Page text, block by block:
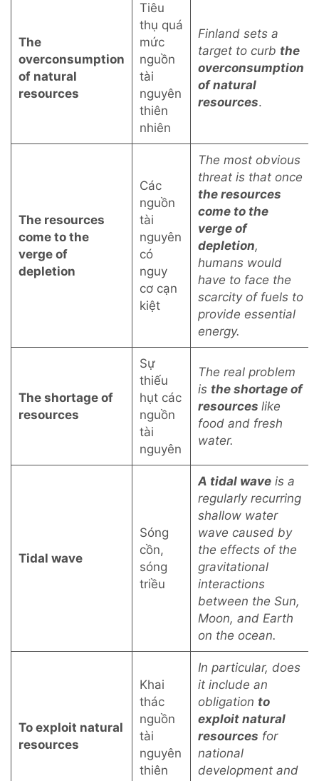
The
overconsumption
of natural
resources
Tiêu
thụ quá
mức
nguồn
tài
nguyên
thiên
nhiên
Finland sets a
target to curb the
overconsumption
of natural
resources.
The resources
come to the
verge of
depletion
Các
nguồn
tài
nguyên
có
nguy
cơ cạn
kiệt
The most obvious
threat is that once
the resources
come to the
verge of
depletion,
humans would
have to face the
scarcity of fuels to
provide essential
energy.
The shortage of
resources
Sự
thiếu
hụt các
nguồn
tài
nguyên
The real problem
is the shortage of
resources like
food and fresh
water.
Tidal wave
Sóng
cồn,
sóng
triều
A tidal wave is a
regularly recurring
shallow water
wave caused by
the effects of the
gravitational
interactions
between the Sun,
Moon, and Earth
on the ocean.
To exploit natural
resources
Khai
thác
nguồn
tài
nguyên
thiên
In particular, does
it include an
obligation to
exploit natural
resources for
national
development and